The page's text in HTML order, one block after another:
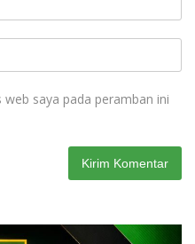
saya pada peramban ini